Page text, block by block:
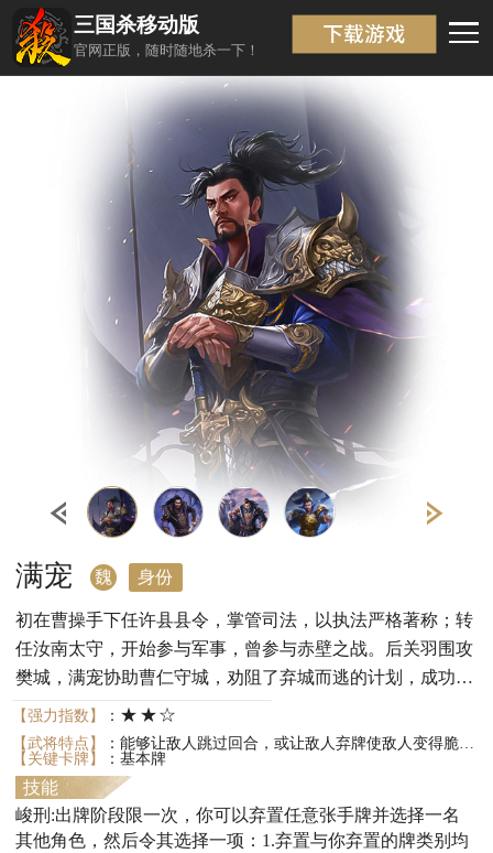
三国杀移动版
官网正版，随时随地杀一下！
返回
满宠 魏 身份
初在曹操手下任许县县令，掌管司法，以执法严格著称；转
任汝南太守，开始参与军事，曾参与赤壁之战。后关羽围攻
樊城，满宠协助曹仁守城，劝阻了弃城而逃的计划，成功坚
持到援军到来。曹丕在位期间，满宠驻扎在新野，负责荆州
侧的对吴作战。曹叡[ruì]在位期间，满宠转任到扬州，接替
曹休负责东侧对吴作战，屡有功劳。
【强力指数】 ： ★★☆
【武将特点】
：能够让敌人跳过回合，或让敌人弃牌使敌人变得脆弱。
【关键卡牌】
：基本牌
技能
峻刑:出牌阶段限一次，你可以弃置任意张手牌并选择一名
其他角色，然后令其选择一项：1.弃置与你弃置的牌类别均